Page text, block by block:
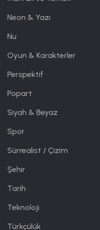
Neon & Yazı
Nu
Oyun & Karakterler
Perspektif
Popart
Siyah & Beyaz
Spor
Sürrealist / Çizim
Şehir
Tarih
Teknoloji
Türkçülük